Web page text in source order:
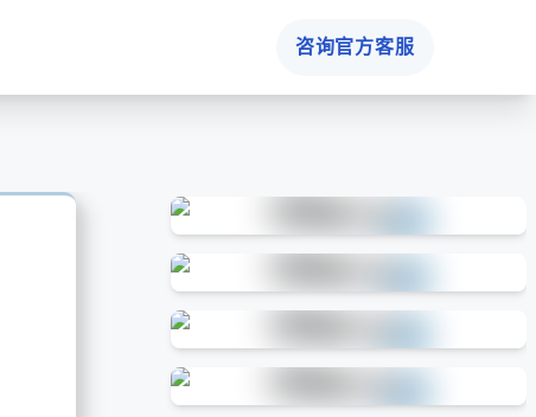
咨询官方客服